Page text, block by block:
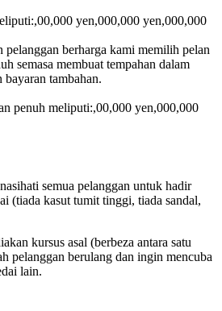
yen,000,000 yen,000,000
pelanggan berharga kami memilih pelan
semasa membuat tempahan dalam
tambahan.
penuh meliputi:,00,000 yen,000,000
semua pelanggan untuk hadir
(tiada kasut tumit tinggi, tiada sandal,
kursus asal (berbeza antara satu
pelanggan berulang dan ingin mencuba
lain.